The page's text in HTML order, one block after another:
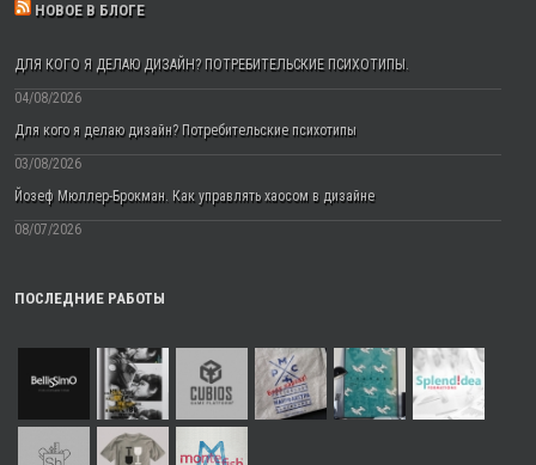
НОВОЕ В БЛОГЕ
ДЛЯ КОГО Я ДЕЛАЮ ДИЗАЙН? ПОТРЕБИТЕЛЬСКИЕ ПСИХОТИПЫ.
04/08/2026
Для кого я делаю дизайн? Потребительские психотипы
03/08/2026
Йозеф Мюллер-Брокман. Как управлять хаосом в дизайне
08/07/2026
ПОСЛЕДНИЕ РАБОТЫ